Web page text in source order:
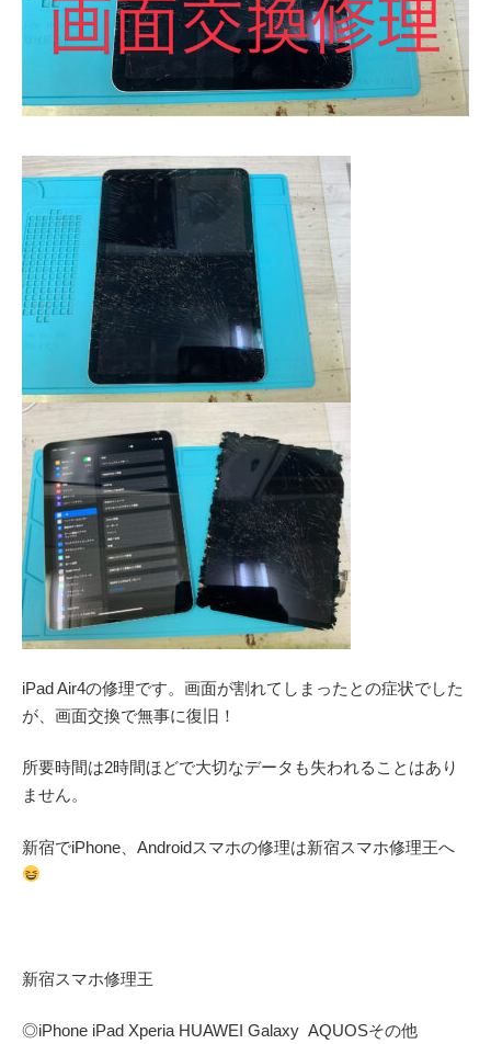
iPad Air4の修理です。画面が割れてしまったとの症状でした
が、画面交換で無事に復旧！
所要時間は2時間ほどで大切なデータも失われることはあり
ません。
新宿でiPhone、Androidスマホの修理は新宿スマホ修理王へ
新宿スマホ修理王
◎iPhone iPad Xperia HUAWEI Galaxy AQUOSその他